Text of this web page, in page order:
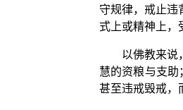
守规律，戒止违
式上或精神上，
以佛教来说
慧的资粮与支助
甚至违戒毁戒，